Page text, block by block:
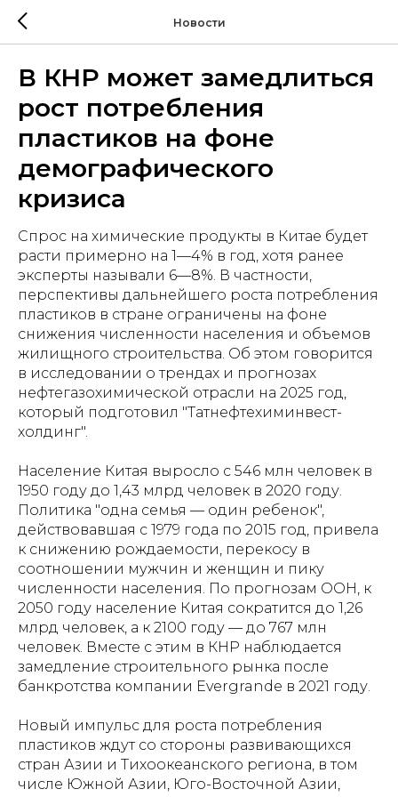
Новости
В КНР может замедлиться
рост потребления
пластиков на фоне
демографического
кризиса
Спрос на химические продукты в Китае будет
расти примерно на 1—4% в год, хотя ранее
эксперты называли 6—8%. В частности,
перспективы дальнейшего роста потребления
пластиков в стране ограничены на фоне
снижения численности населения и объемов
жилищного строительства. Об этом говорится
в исследовании о трендах и прогнозах
нефтегазохимической отрасли на 2025 год,
который подготовил "Татнефтехиминвест-
холдинг".
Население Китая выросло с 546 млн человек в
1950 году до 1,43 млрд человек в 2020 году.
Политика "одна семья — один ребенок",
действовавшая с 1979 года по 2015 год, привела
к снижению рождаемости, перекосу в
соотношении мужчин и женщин и пику
численности населения. По прогнозам ООН, к
2050 году население Китая сократится до 1,26
млрд человек, а к 2100 году — до 767 млн
человек. Вместе с этим в КНР наблюдается
замедление строительного рынка после
банкротства компании Evergrande в 2021 году.
Новый импульс для роста потребления
пластиков ждут со стороны развивающихся
стран Азии и Тихоокеанского региона, в том
числе Южной Азии, Юго-Восточной Азии,